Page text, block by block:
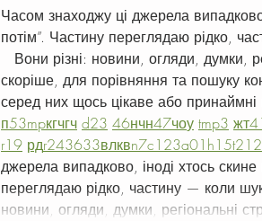
Часом знаходжу ці джерела
потім”. Частину переглядаю рідко,
Вони різні: новини, огляди, думки,
скоріше, для порівняння та пошуку
серед них щось цікаве або
п53mpкгчгч d23 46нчн47чоу tmp3 жт
r19 рдr243633влквn7c123a01 h15t21
джерела випадково, іноді хтось
переглядаю рідко, частину — коли
новини, огляди, думки, регіональні